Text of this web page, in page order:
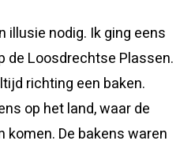
illusie nodig. Ik ging eens
de Loosdrechtse Plassen.
richting een baken.
op het land, waar de
komen. De bakens waren